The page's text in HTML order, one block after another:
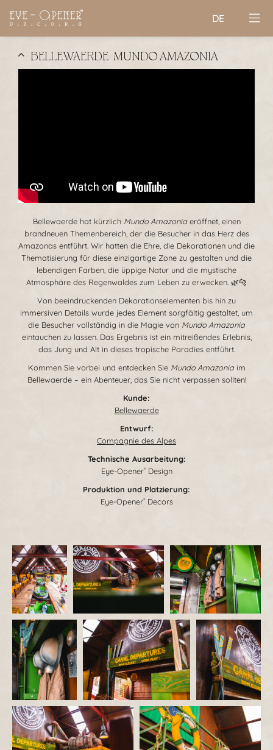
DE
BELLEWAERDE | MUNDO AMAZONIA
Bellewaerde hat kürzlich Mundo Amazoniaeröffnet, einen
brandneuen Themenbereich, der die Besucher in das Herz des
Amazonas entführt. Wir hatten die Ehre, die Dekorationen und die
Thematisierung für diese einzigartige Zone zu gestalten und die
lebendigen Farben, die üppige Natur und die mystische
Atmosphäre des Regenwaldes zum Leben zu erwecken. 🌿🐆
Von beeindruckenden Dekorationselementen bis hin zu
immersiven Details wurde jedes Element sorgfältig gestaltet, um
die Besucher vollständig in die Magie von Mundo Amazonia
eintauchen zu lassen. Das Ergebnis ist ein mitreißendes Erlebnis,
das Jung und Alt in dieses tropische Paradies entführt.
Kommen Sie vorbei und entdecken Sie Mundo Amazoniaim
Bellewaerde – ein Abenteuer, das Sie nicht verpassen sollten!
Kunde:
Bellewaerde
Entwurf:
Compagnie des Alpes
Technische Ausarbeitung:
Eye-Opener®Design
Produktion und Platzierung:
Eye-Opener®Decors